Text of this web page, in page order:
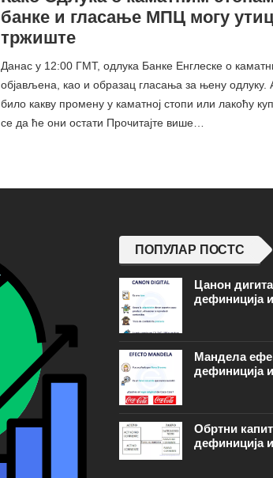
банке и гласање МПЦ могу
тржиште
Данас у 12:00 ГМТ, одлука Банке Енглеске о
објављена, као и образац гласања за њену одлуку.
било какву промену у каматној стопи или лакоћу
се да ће они остати Прочитајте више…
ПОПУЛАР ПОСТС
Цанон
дефиниција
Мандела
дефиниција
Обртни
дефиниција